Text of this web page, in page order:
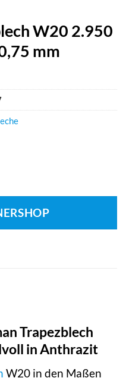
W20 2.950
mm
Trapezblech
in Anthrazit
W20 in den Maßen